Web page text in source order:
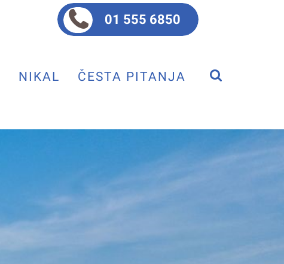
01 555 6850
NIKAL ČESTA PITANJA